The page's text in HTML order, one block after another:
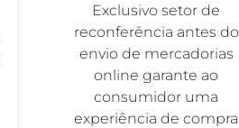
Exclusivo setor de
reconferência antes do
envio de mercadorias
online garante ao
consumidor uma
experiência de compra